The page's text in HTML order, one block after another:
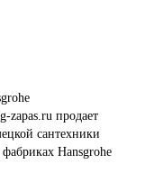
zapas.ru продает
сантехники
Hansgrohe